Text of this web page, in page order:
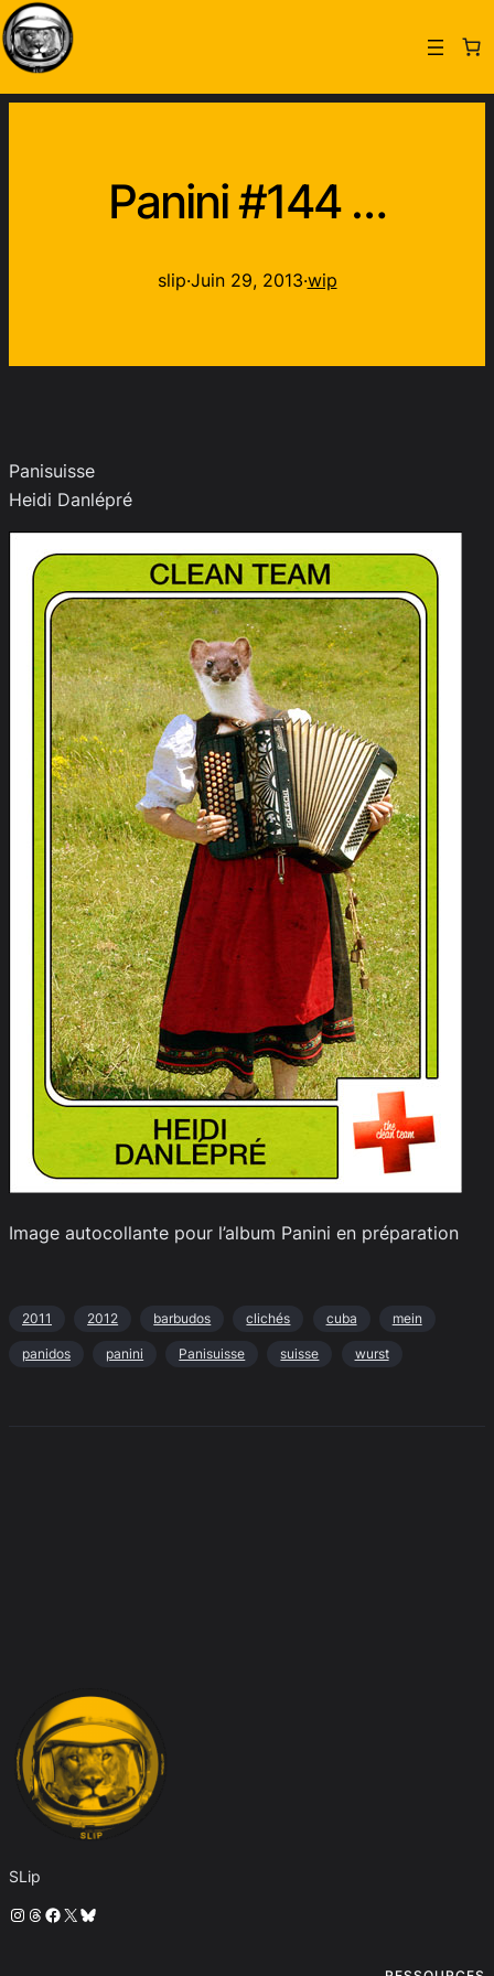
Panini #144 …
slip·Juin 29, 2013·wip
Panisuisse
Heidi Danlépré
Image autocollante pour l’album Panini en préparation
2011 2012 barbudos clichés cuba mein
panidos panini Panisuisse suisse wurst
SLip
Instagram
Threads
Facebook
X Bluesky